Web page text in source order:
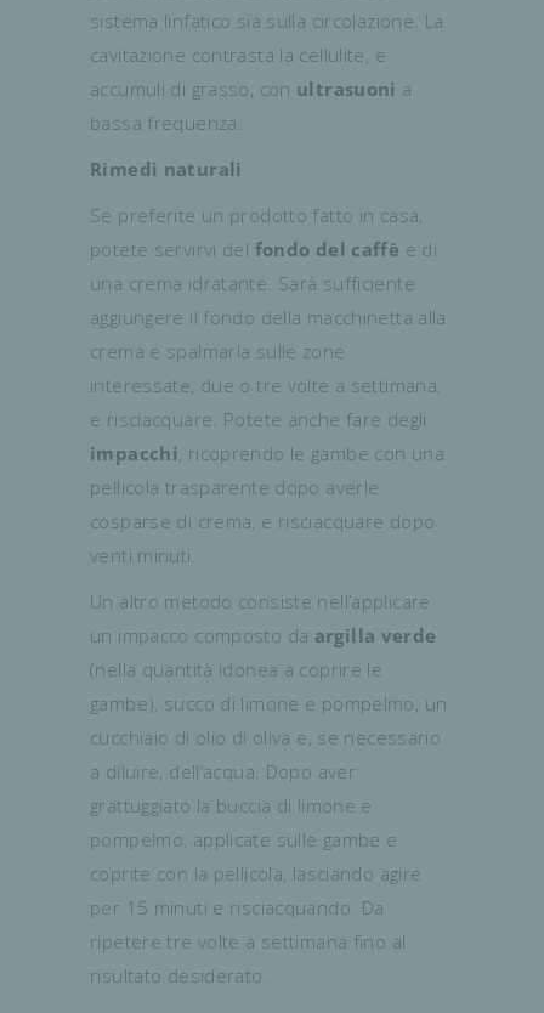
sistema linfatico sia sulla circolazione. La
cavitazione contrasta la cellulite, e
accumuli di grasso, con ultrasuoni a
bassa frequenza.
Rimedi naturali
Se preferite un prodotto fatto in casa,
potete servirvi del fondo del caffè e di
una crema idratante. Sarà sufficiente
aggiungere il fondo della macchinetta alla
crema e spalmarla sulle zone
interessate, due o tre volte a settimana,
e risciacquare. Potete anche fare degli
impacchi , ricoprendo le gambe con una
pellicola trasparente dopo averle
cosparse di crema, e risciacquare dopo
venti minuti.
Un altro metodo consiste nell’applicare
un impacco composto da argilla verde
(nella quantità idonea a coprire le
gambe), succo di limone e pompelmo, un
cucchiaio di olio di oliva e, se necessario
a diluire, dell’acqua. Dopo aver
grattuggiato la buccia di limone e
pompelmo, applicate sulle gambe e
coprite con la pellicola, lasciando agire
per 15 minuti e risciacquando. Da
ripetere tre volte a settimana fino al
risultato desiderato.